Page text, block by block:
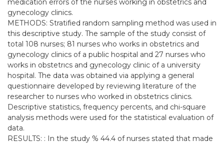
medication errors of the nurses working in obstetrics and
gynecology clinics.
METHODS: Stratified random sampling method was used in
this descriptive study. The sample of the study consist of
total 108 nurses; 81 nurses who works in obstetrics and
gynecology clinics of a public hospital and 27 nurses who
works in obstetrıcs and gynecology clinic of a university
hospital. The data was obtained via applying a general
questionnaire developed by reviewing literature of the
researcher to nurses who worked in obstetrics clinics.
Descriptive statistics, frequency percents, and chi-square
analysis methods were used for the statistical evaluation of
data.
RESULTS: : In the study % 44.4 of nurses stated that made